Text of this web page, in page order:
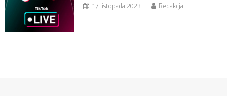
17 listopada 2023 Redakcja